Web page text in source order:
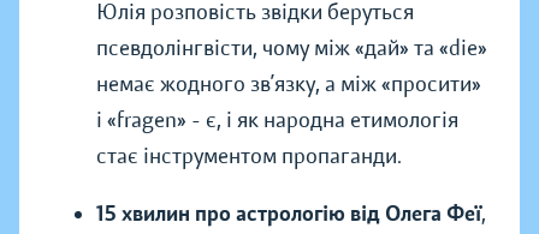
Юлія розповість звідки беруться
псевдолінгвісти, чому між «дай» та «die»
немає жодного зв’язку, а між «просити»
і «fragen» - є, і як народна етимологія
стає інструментом пропаганди.
15 хвилин про астрологію від Олега Феї,